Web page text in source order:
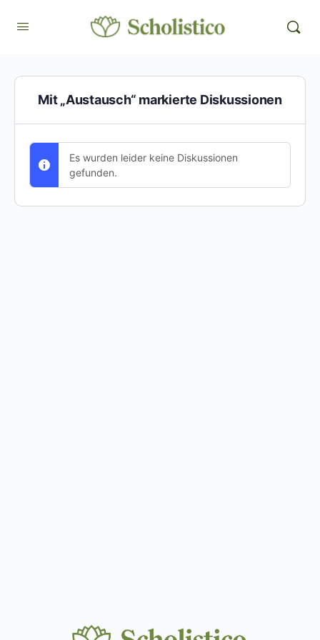
Mit „Austausch“ markierte Diskussionen
Es wurden leider keine Diskussionen
gefunden.